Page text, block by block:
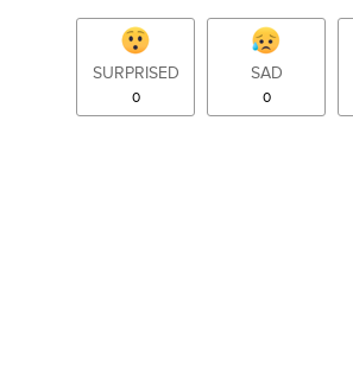
SURPRISED
0
SAD
0